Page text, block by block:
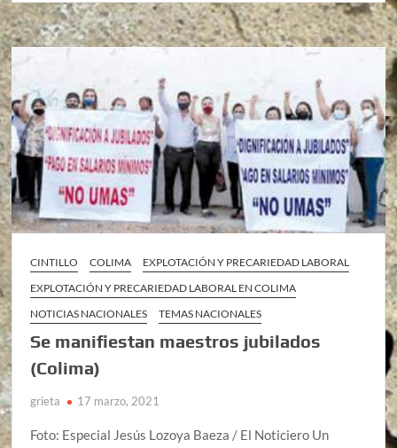
CINTILLO COLIMA
EXPLOTACIÓN Y PRECARIEDAD LABORAL
EXPLOTACIÓN Y PRECARIEDAD LABORAL EN COLIMA
NOTICIAS NACIONALES
TEMAS NACIONALES
Se manifiestan maestros jubilados
(Colima)
grieta 17 marzo, 2021
Foto: Especial Jesús Lozoya Baeza / El Noticiero Un